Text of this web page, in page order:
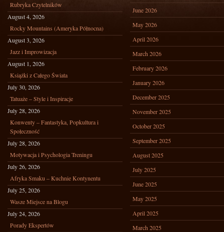
Rubryka Czytelników
August 4, 2026
Rocky Mountains (Ameryka Północna)
August 3, 2026
Jazz i Improwizacja
August 1, 2026
Książki z Całego Świata
July 30, 2026
Tatuaże – Style i Inspiracje
July 28, 2026
Konwenty – Fantastyka, Popkultura i
Społeczność
July 28, 2026
Motywacja i Psychologia Treningu
July 26, 2026
Afryka Smaku – Kuchnie Kontynentu
July 25, 2026
Wasze Miejsce na Blogu
July 24, 2026
Porady Ekspertów
June 2026
May 2026
April 2026
March 2026
February 2026
January 2026
December 2025
November 2025
October 2025
September 2025
August 2025
July 2025
June 2025
May 2025
April 2025
March 2025